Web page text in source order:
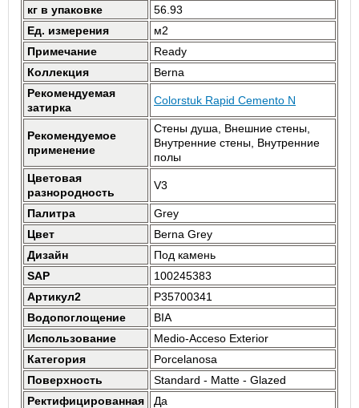
кг в упаковке
56.93
Ед. измерения
м2
Примечание
Ready
Коллекция
Berna
Рекомендуемая
затирка
Colorstuk Rapid Cemento N
Рекомендуемое
применение
Стены душа, Внешние стены,
Внутренние стены, Внутренние
полы
Цветовая
разнородность
V3
Палитра
Grey
Цвет
Berna Grey
Дизайн
Под камень
SAP
100245383
Артикул2
P35700341
Водопоглощение
BIA
Использование
Medio-Acceso Exterior
Категория
Porcelanosa
Поверхность
Standard - Matte - Glazed
Ректифицированная
Да